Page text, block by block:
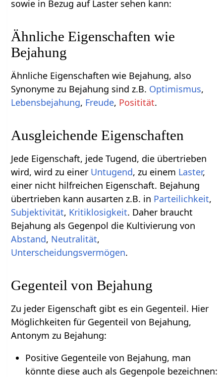
sowie in Bezug auf Laster sehen kann:
Ähnliche Eigenschaften wie
Bejahung
Ähnliche Eigenschaften wie Bejahung, also
Synonyme zu Bejahung sind z.B. Optimismus,
Lebensbejahung, Freude, Positität.
Ausgleichende Eigenschaften
Jede Eigenschaft, jede Tugend, die übertrieben
wird, wird zu einer Untugend, zu einem Laster,
einer nicht hilfreichen Eigenschaft. Bejahung
übertrieben kann ausarten z.B. in Parteilichkeit,
Subjektivität, Kritiklosigkeit. Daher braucht
Bejahung als Gegenpol die Kultivierung von
Abstand, Neutralität,
Unterscheidungsvermögen.
Gegenteil von Bejahung
Zu jeder Eigenschaft gibt es ein Gegenteil. Hier
Möglichkeiten für Gegenteil von Bejahung,
Antonym zu Bejahung:
Positive Gegenteile von Bejahung, man
könnte diese auch als Gegenpole bezeichnen: